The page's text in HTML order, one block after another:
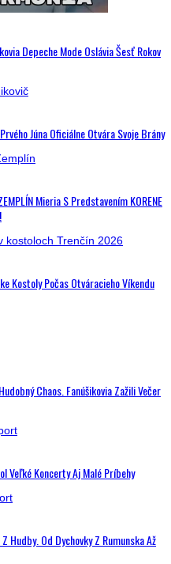
Depeche Mode Oslávia Šesť Rokov
Júna Oficiálne Otvára Svoje Brány
Mieria S Predstavením KORENE
Kostoly Počas Otváracieho Víkendu
Chaos. Fanúšikovia Zažili Večer
Veľké Koncerty Aj Malé Príbehy
Od Dychovky Z Rumunska Až